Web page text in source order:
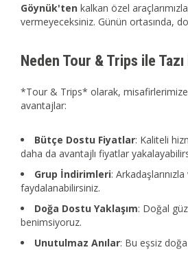
Göynük'ten kalkan özel araçlarımızla
vermeyeceksiniz. Günün ortasında,
Neden Tour & Trips ile
*Tour & Trips* olarak, misafirlerimize
avantajlar:
Bütçe Dostu Fiyatlar: Kaliteli
daha da avantajlı fiyatlar
Grup İndirimleri:
faydalanabilirsiniz.
Doğa Dostu Yaklaşım: Doğal
benimsiyoruz.
Unutulmaz Anılar: Bu eşsiz doğa